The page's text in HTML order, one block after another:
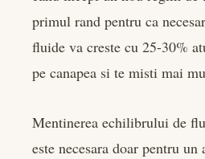
primul rand pentru ca
fluide va creste cu 25-30%
pe canapea si te misti mai
Mentinerea echilibrului de
este necesara doar pentru un